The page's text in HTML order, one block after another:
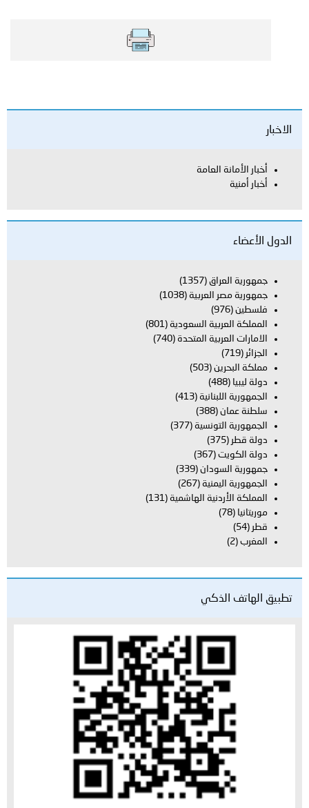
الاخبار
أخبار الأمانة العامة
أخبار أمنية
الدول الأعضاء
جمهورية العراق (1357)
جمهورية مصر العربية (1038)
فلسطين (976)
المملكة العربية السعودية (801)
الامارات العربية المتحدة (740)
الجزائر (719)
مملكة البحرين (503)
دولة ليبيا (488)
الجمهورية اللبنانية (413)
سلطنة عمان (388)
الجمهورية التونسية (377)
دولة قطر (375)
دولة الكويت (367)
جمهورية السودان (339)
الجمهورية اليمنية (267)
المملكة الأردنية الهاشمية (131)
موريتانيا (78)
قطر (54)
المغرب (2)
تطبيق الهاتف الذكي